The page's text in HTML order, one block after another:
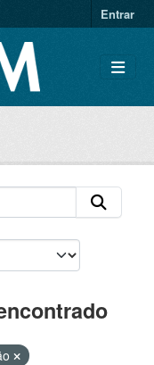
Entrar